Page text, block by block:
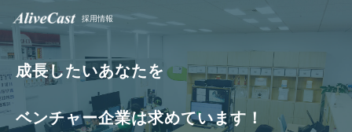
採用情報
成長したいあなたを
ベンチャー企業は求めています！